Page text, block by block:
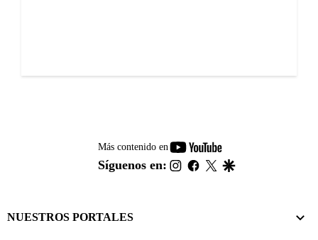
Más contenido en
youtube-
footer
Síguenos en: instagram
facebook
twitter
NUESTROS PORTALES